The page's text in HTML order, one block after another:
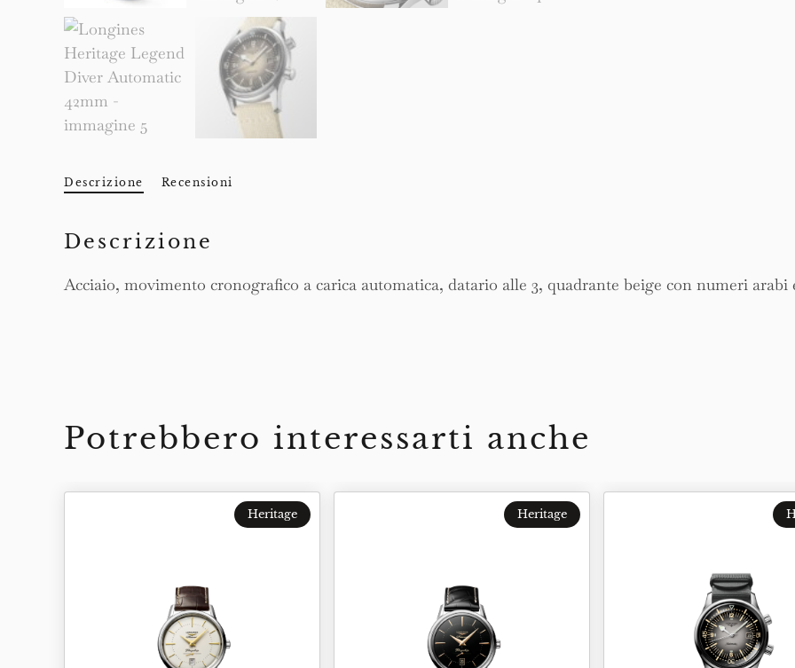
Descrizione Recensioni
Descrizione
Acciaio, movimento cronografico a carica automatica, datario alle 3, quadrante beige con numeri
Potrebbero interessarti anche
Heritage Heritage